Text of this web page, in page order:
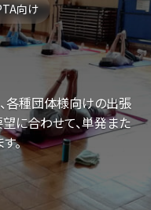
向け
、各種団体様向けの出張
望に合わせて、単発また
。